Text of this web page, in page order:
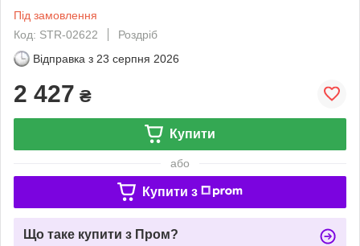
Під замовлення
Код: STR-02622
Роздріб
Відправка з 23 серпня 2026
2 427 ₴
Купити
або
Купити з
Що таке купити з Пром?